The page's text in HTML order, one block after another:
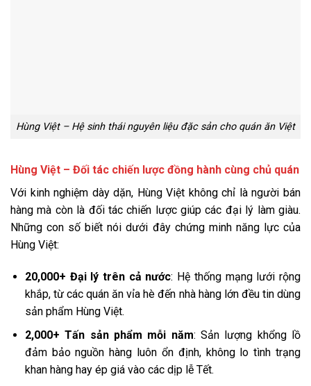
Hùng Việt – Hệ sinh thái nguyên liệu đặc sản cho quán ăn Việt
Hùng Việt – Đối tác chiến lược đồng hành cùng chủ quán
Với kinh nghiệm dày dặn, Hùng Việt không chỉ là người bán
hàng mà còn là đối tác chiến lược giúp các đại lý làm giàu.
Những con số biết nói dưới đây chứng minh năng lực của
Hùng Việt:
20,000+ Đại lý trên cả nước: Hệ thống mạng lưới rộng
khắp, từ các quán ăn vỉa hè đến nhà hàng lớn đều tin dùng
sản phẩm Hùng Việt.
2,000+ Tấn sản phẩm mỗi năm: Sản lượng khổng lồ
đảm bảo nguồn hàng luôn ổn định, không lo tình trạng
khan hàng hay ép giá vào các dịp lễ Tết.